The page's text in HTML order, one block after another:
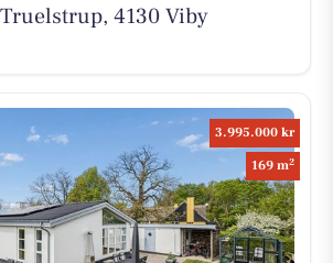
4130 Viby
3.995.000 kr
169 m2